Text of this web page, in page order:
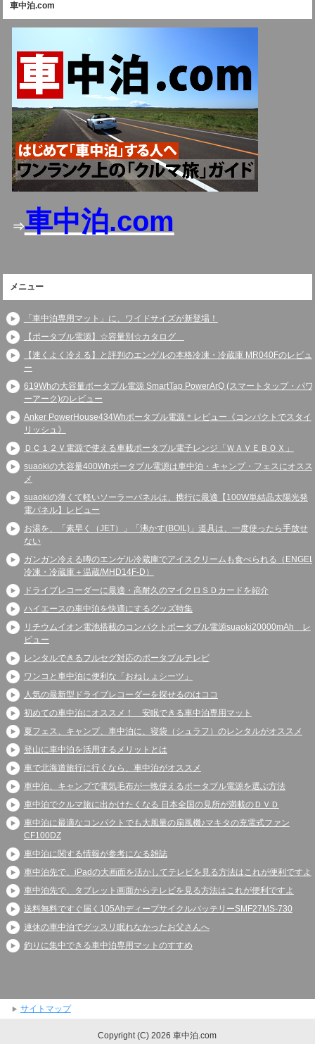
車中泊.com
⇒車中泊.com
メニュー
「車中泊専用マット」に、ワイドサイズが新登場！
【ポータブル電源】☆容量別☆カタログ
【速くよく冷える】と評判のエンゲルの本格冷凍・冷蔵庫 MR040Fのレビュ
ー
619Whの大容量ポータブル電源 SmartTap PowerArQ (スマートタップ・パワ
ーアーク)のレビュー
Anker PowerHouse434Whポータブル電源＊レビュー《コンパクトでスタイ
リッシュ》
ＤＣ１２Ｖ電源で使える車載ポータブル電子レンジ「ＷＡＶＥＢＯＸ」
suaokiの大容量400Whポータブル電源は車中泊・キャンプ・フェスにオスス
メ
suaokiの薄くて軽いソーラーパネルは、携行に最適【100W単結晶太陽光発
電パネル】レビュー
お湯を、「素早く（JET）」「沸かす(BOIL)」道具は、一度使ったら手放せ
ない
ガンガン冷える噂のエンゲル冷蔵庫でアイスクリームも食べられる（ENGEL
冷凍・冷蔵庫＋温蔵/MHD14F-D）
ドライブレコーダーに最適・高耐久のマイクロＳＤカードを紹介
ハイエースの車中泊を快適にするグッズ特集
リチウムイオン電池搭載のコンパクトポータブル電源suaoki20000mAh レ
ビュー
レンタルできるフルセグ対応のポータブルテレビ
ワンコと車中泊に便利な「おねしょシーツ」
人気の最新型ドライブレコーダーを探せるのはココ
初めての車中泊にオススメ！ 安眠できる車中泊専用マット
夏フェス、キャンプ、車中泊に、寝袋（シュラフ）のレンタルがオススメ
登山に車中泊を活用するメリットとは
車で北海道旅行に行くなら、車中泊がオススメ
車中泊、キャンプで電気毛布が一晩使えるポータブル電源を選ぶ方法
車中泊でクルマ旅に出かけたくなる 日本全国の見所が満載のＤＶＤ
車中泊に最適なコンパクトでも大風量の扇風機♪マキタの充電式ファン
CF100DZ
車中泊に関する情報が参考になる雑誌
車中泊先で、iPadの大画面を活かしてテレビを見る方法はこれが便利ですよ
車中泊先で、タブレット画面からテレビを見る方法はこれが便利ですよ
送料無料ですぐ届く105AhディープサイクルバッテリーSMF27MS-730
連休の車中泊でグッスリ眠れなかったお父さんへ
釣りに集中できる車中泊専用マットのすすめ
サイトマップ
Copyright (C) 2026 車中泊.com